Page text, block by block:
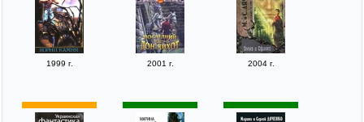
1999 г. 2001 г. 2004 г.